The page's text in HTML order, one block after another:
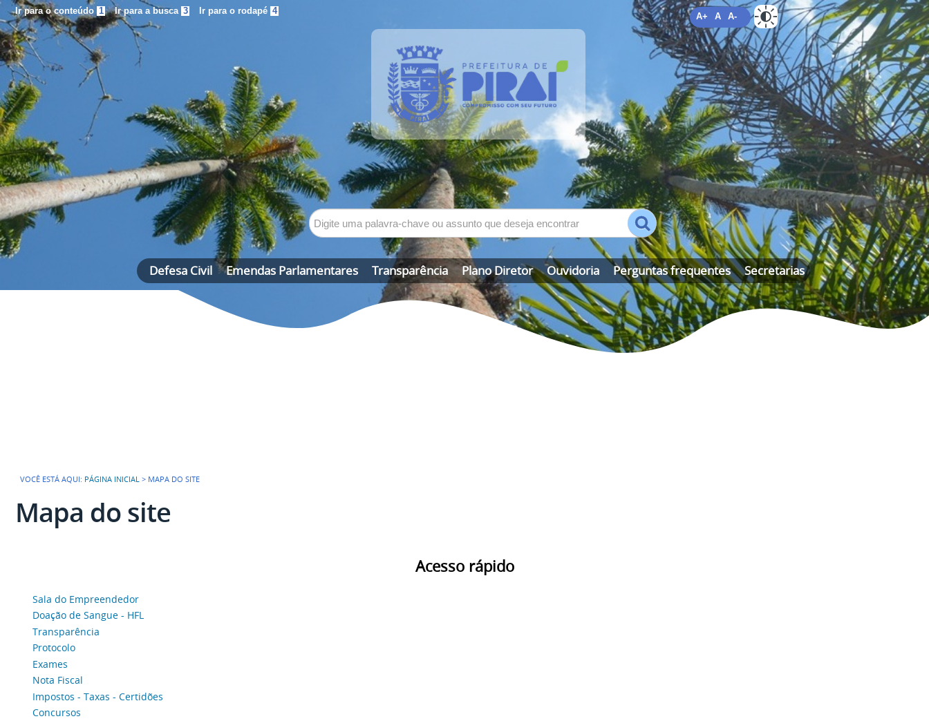
Ir para o conteúdo 1 Ir para a busca 3 Ir para o rodapé 4
ALTO CONTRASTE MAPA DO SITE
A+ A A-
Defesa Civil Emendas Parlamentares Transparência Plano Diretor Ouvidoria Perguntas frequentes Secretarias
VOCÊ ESTÁ AQUI: PÁGINA INICIAL > MAPA DO SITE
Mapa do site
Acesso rápido
Sala do Empreendedor
Doação de Sangue - HFL
Transparência
Protocolo
Exames
Nota Fiscal
Impostos - Taxas - Certidões
Concursos